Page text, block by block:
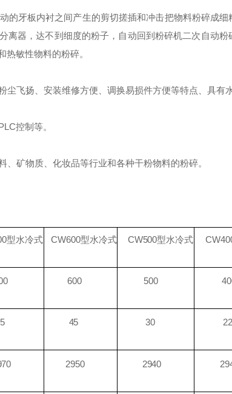
牙板内衬之间产生的剪切搓插和冲击把物料粉碎成细
离器，达不到细度的粉子，自动回到粉碎机二次自动
敏性物料的粉碎。
飞扬、安装维修方便、调换易损件方便等特点、具有
控制等。
矿物质、化妆品等行业和各种干粉物料的粉碎。
型水冷式 CW600型水冷式 CW500型水冷式
600 500
45 30 22
2950 2940